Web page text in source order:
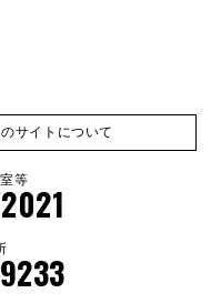
のサイトについて
等